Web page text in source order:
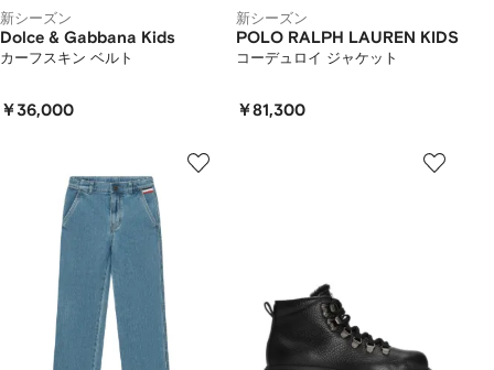
新シーズン
Dolce & Gabbana Kids
カーフスキン ベルト
￥36,000
新シーズン
POLO RALPH LAUREN KIDS
コーデュロイ ジャケット
￥81,300